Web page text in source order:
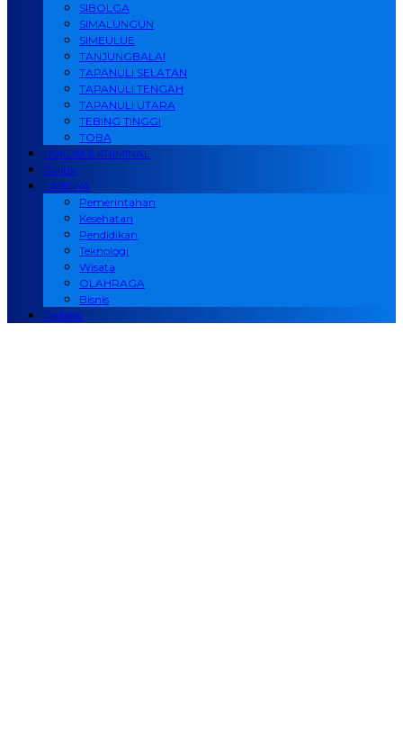
SIBOLGA
SIMALUNGUN
SIMEULUE
TANJUNGBALAI
TAPANULI SELATAN
TAPANULI TENGAH
TAPANULI UTARA
TEBING TINGGI
TOBA
HUKUM & KRIMINAL
Politik
LAINNYA
Pemerintahan
Kesehatan
Pendidikan
Teknologi
Wisata
OLAHRAGA
Bisnis
Redaksi